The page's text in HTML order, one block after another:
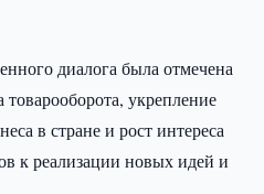
диалога была отмечена
укрепление
в стране и рост интереса
к реализации новых идей и